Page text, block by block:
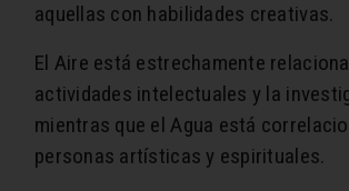
aquellas con habilidades creativas.
El Aire está estrechamente
actividades intelectuales y la
mientras que el Agua está
personas artísticas y espirituales.